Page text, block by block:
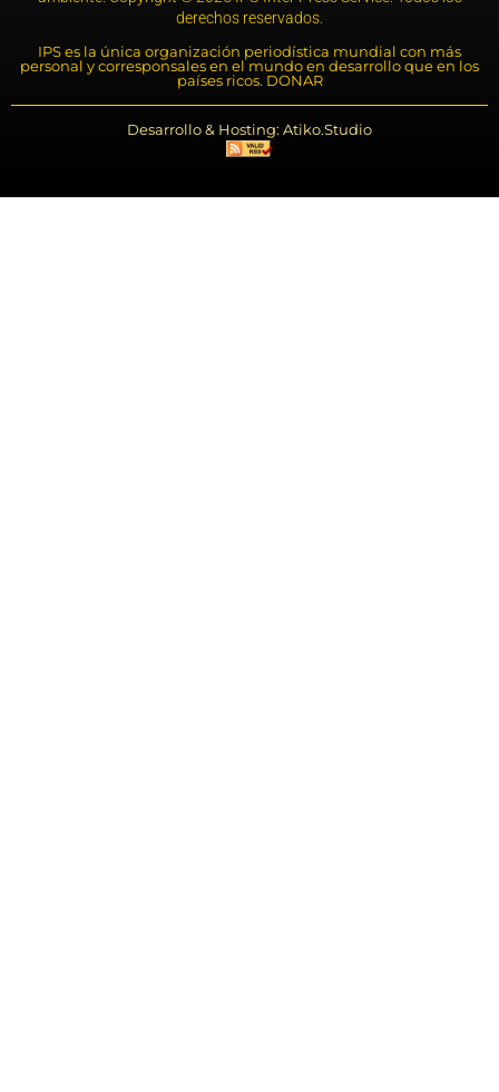
derechos reservados.
IPS es la única organización periodística mundial con más
personal y corresponsales en el mundo en desarrollo que en los
países ricos. DONAR
Desarrollo & Hosting: Atiko.Studio